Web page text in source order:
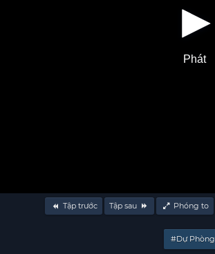
Phát
Tập trước Tập sau Phóng to
#Dự Phòng